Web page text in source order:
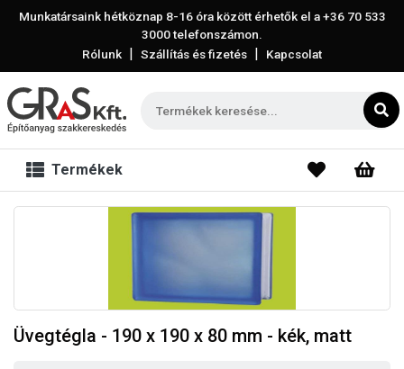
Munkatársaink hétköznap 8-16 óra között érhetők el a+36 70 533
3000telefonszámon.
Rólunk | Szállítás és fizetés | Kapcsolat
Termékek
Üvegtégla - 190 x 190 x 80 mm - kék, matt